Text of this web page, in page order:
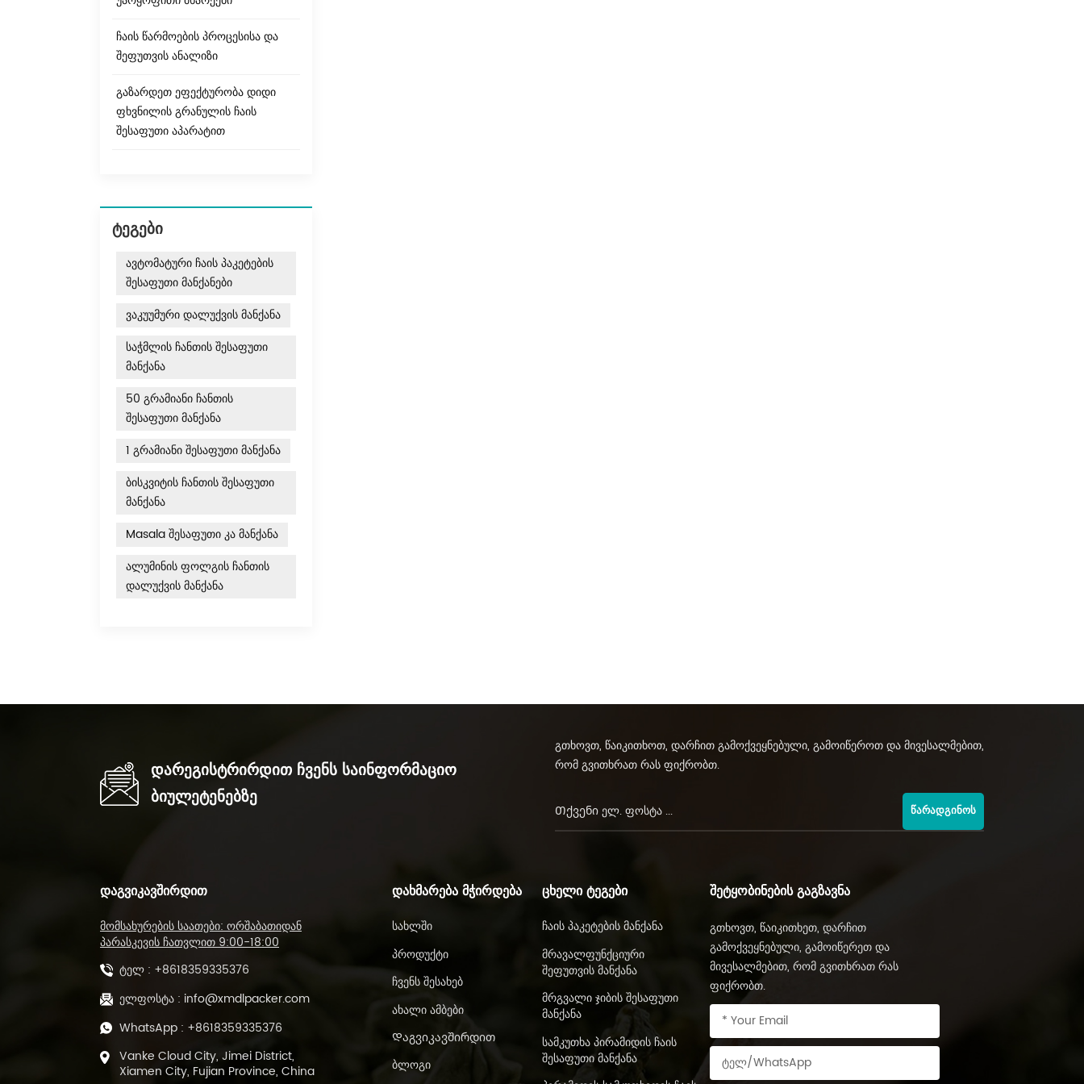
ჩაის წარმოების პროცესისა და
შეფუთვის ანალიზი
გაზარდეთ ეფექტურობა დიდი
ფხვნილის გრანულის ჩაის
შესაფუთი აპარატით
ᲢᲔᲒᲔᲑᲘ
ავტომატური ჩაის პაკეტების
შესაფუთი მანქანები
ვაკუუმური დალუქვის მანქანა
საჭმლის ჩანთის შესაფუთი
მანქანა
50 გრამიანი ჩანთის
შესაფუთი მანქანა
1 გრამიანი შესაფუთი მანქანა
ბისკვიტის ჩანთის შესაფუთი
მანქანა
Masala შესაფუთი კა მანქანა
ალუმინის ფოლგის ჩანთის
დალუქვის მანქანა
Დარეგისტრირდით Ჩვენს Საინფორმაციო
Ბიულეტენებზე
გთხოვთ, წაიკითხოთ, დარჩით გამოქვეყნებული, გამოიწეროთ და მივესალმებით,
რომ გვითხრათ რას ფიქრობთ.
ᲬᲐᲠᲐᲓᲒᲘᲜᲝᲡ
ᲓᲐᲒᲕᲘᲙᲐᲕᲨᲘᲠᲓᲘᲗ
მომსახურების საათები: ორშაბათიდან
პარასკევის ჩათვლით 9:00-18:00
ტელ : +8618359335376
ელფოსტა : info@xmdlpacker.com
WhatsApp : +8618359335376
Vanke Cloud City, Jimei District,
Xiamen City, Fujian Province, China
ᲓᲐᲮᲛᲐᲠᲔᲑᲐ ᲛᲭᲘᲠᲓᲔᲑᲐ
Სახლში
Პროდუქტი
Ჩვენს Შესახებ
Ახალი Ამბები
Დაგვიკავშირდით
Ბლოგი
ᲪᲮᲔᲚᲘ ᲢᲔᲒᲔᲑᲘ
Ჩაის Პაკეტების Მანქანა
Მრავალფუნქციური
Შეფუთვის Მანქანა
Მრგვალი Ჯიბის Შესაფუთი
Მანქანა
Სამკუთხა Პირამიდის Ჩაის
Შესაფუთი Მანქანა
ᲨᲔᲢᲧᲝᲑᲘᲜᲔᲑᲘᲡ ᲒᲐᲒᲖᲐᲕᲜᲐ
გთხოვთ, წაიკითხეთ, დარჩით
გამოქვეყნებული, გამოიწერეთ და
მივესალმებით, რომ გვითხრათ რას
ფიქრობთ.